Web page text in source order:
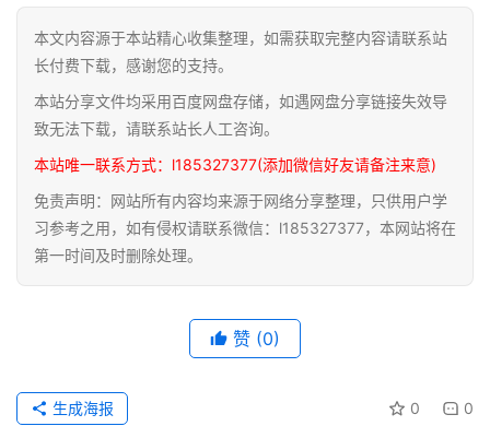
武
内
功
杂
学
四
全
登录 注册
本文内容源于本站精心收集整理，如需获取完整内容请联系站
长付费下载，感谢您的支持。
本站分享文件均采用百度网盘存储，如遇网盘分享链接失效导
致无法下载，请联系站长人工咨询。
本站唯一联系方式：l185327377(添加微信好友请备注来意)
免责声明：网站所有内容均来源于网络分享整理，只供用户学
习参考之用，如有侵权请联系微信：l185327377，本网站将在
第一时间及时删除处理。
赞 (0)
0 0
生成海报